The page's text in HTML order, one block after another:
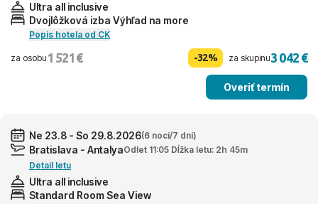
Ultra all inclusive
Dvojlôžková izba Výhľad na more
Popis hotela od CK
za osobu 1 521 € -32% za skupinu3 042 €
Overiť termín
Ne 23.8 - So 29.8.2026(6 nocí/7 dní)
Bratislava - AntalyaOdlet 11:05 Dĺžka letu: 2h 45m
Detail letu
Ultra all inclusive
Standard Room Sea View